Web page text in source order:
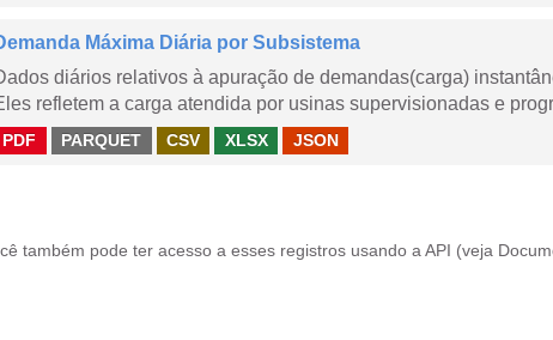
Máxima Diária por Subsistema
diários relativos à apuração de demandas(carga)
refletem a carga atendida por usinas supervisionadas e
PDF PARQUET CSV XLSX JSON
também pode ter acesso a esses registros usando a API (veja